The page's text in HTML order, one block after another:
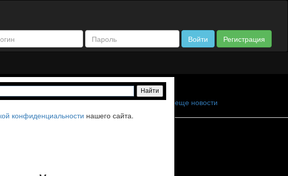
Войти Регистрация
конфиденциальности нашего сайта.
еще новости